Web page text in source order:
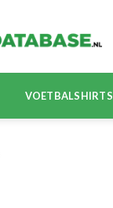
VOETBALSHIRTS